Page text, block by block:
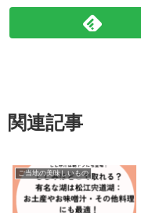
関連記事
ご当地の美味しいもの